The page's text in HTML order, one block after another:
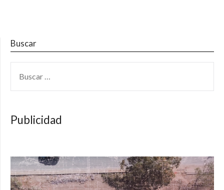
Buscar
Publicidad